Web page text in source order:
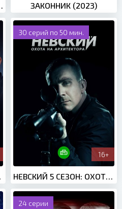
(2021) ЗАКОННИК (2023)
30 серий по 50 мин.
16+
24 серии